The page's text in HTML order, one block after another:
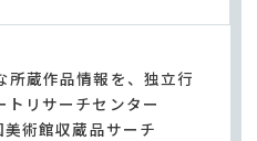
所蔵作品情報を、独立行
トリサーチセンター
美術館収蔵品サーチ